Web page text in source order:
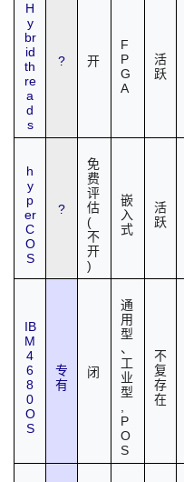
H
y
br
id
th
re
a
d
s
? 开
F
P
G
A
活
跃
h
y
p
er
C
O
S
?
免
费
评
估
(
不
开
)
嵌
入
式
活
跃
IB
M
4
6
8
0
O
S
专
有
闭
通
用
型
、
工
业
型
P
O
S
不
复
存
在